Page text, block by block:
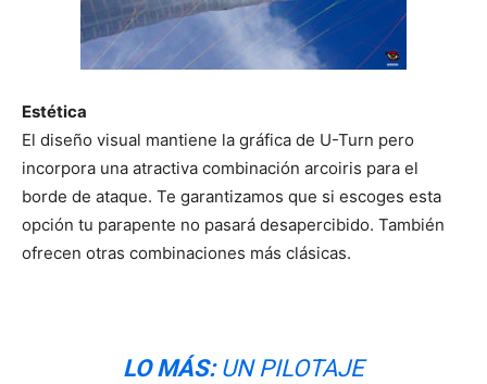
Estética
El diseño visual mantiene la gráfica de U-Turn pero
incorpora una atractiva combinación arcoiris para el
borde de ataque. Te garantizamos que si escoges esta
opción tu parapente no pasará desapercibido. También
ofrecen otras combinaciones más clásicas.
LO MÁS: UN PILOTAJE